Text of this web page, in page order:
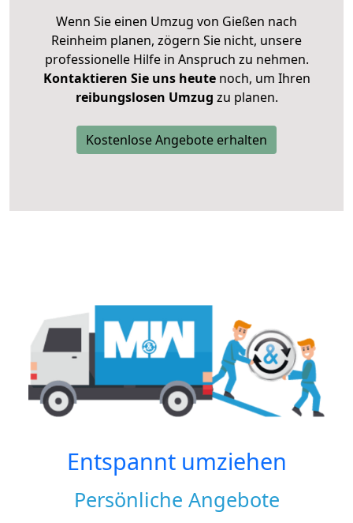
Wenn Sie einen Umzug von Gießen nach
Reinheim planen, zögern Sie nicht, unsere
professionelle Hilfe in Anspruch zu nehmen.
Kontaktieren Sie uns heutenoch, um Ihren
reibungslosen Umzug zu planen.
Kostenlose Angebote erhalten
Entspannt umziehen
Persönliche Angebote